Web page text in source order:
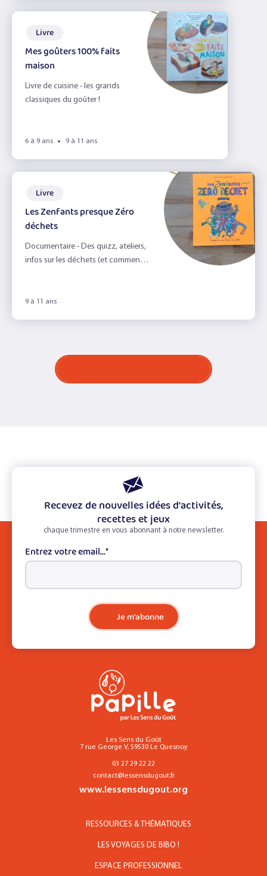
Livre
Mes goûters 100% faits
maison
Livre de cuisine - les grands
classiques du goûter !
6 à 9 ans 9 à 11 ans
Livre
Les Zenfants presque Zéro
déchets
Documentaire - Des quizz, ateliers,
infos sur les déchets (et comment
9 à 11 ans
Recevez de nouvelles idées d'activités,
recettes et jeux
chaque trimestre en vous abonnant à notre newsletter.
Entrez votre email...*
Je m'abonne
Les Sens du Goût
7 rue George V, 59530 Le Quesnoy
03 27 29 22 22
contact@lessensdugout.fr
www.lessensdugout.org
RESSOURCES & THÉMATIQUES
LES VOYAGES DE BIBO !
ESPACE PROFESSIONNEL